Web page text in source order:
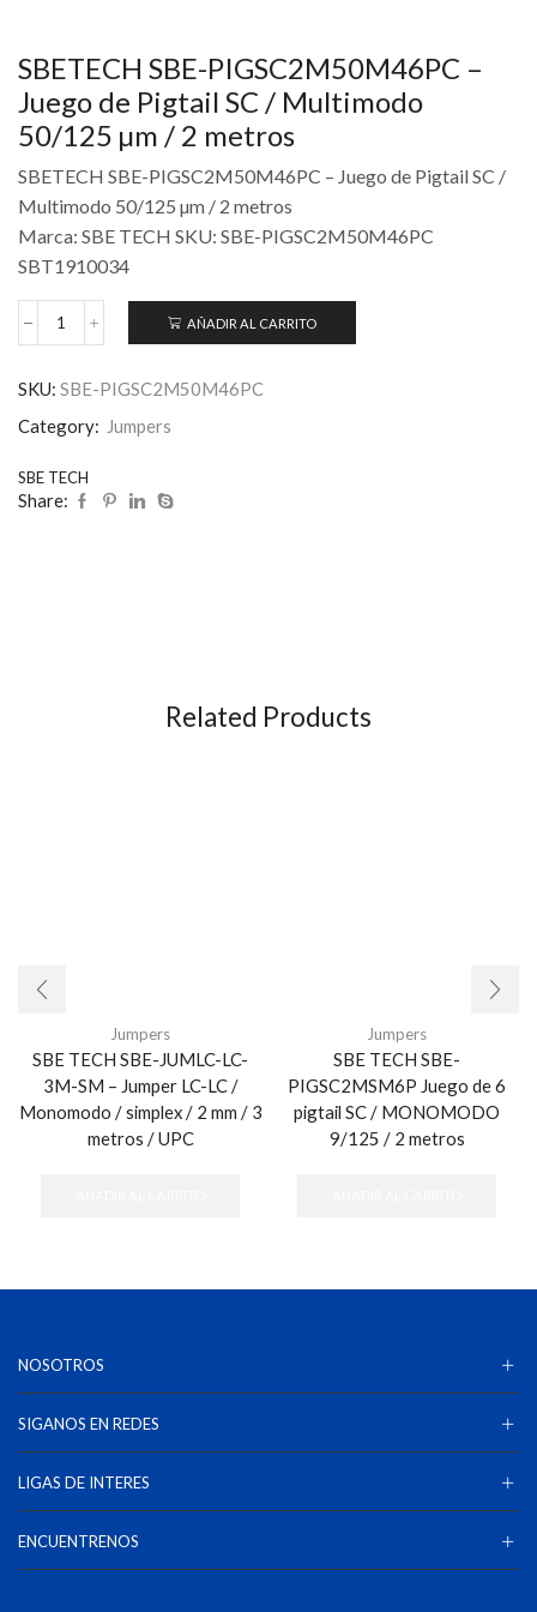
SBETECH SBE-PIGSC2M50M46PC –
Juego de Pigtail SC / Multimodo
50/125 µm / 2 metros
SBETECH SBE-PIGSC2M50M46PC – Juego de Pigtail SC /
Multimodo 50/125 µm / 2 metros
Marca: SBE TECH SKU: SBE-PIGSC2M50M46PC
SBT1910034
AÑADIR AL CARRITO
SKU: SBE-PIGSC2M50M46PC
Category: Jumpers
SBE TECH
Share:
Related Products
Jumpers
SBE TECH SBE-JUMLC-LC-
3M-SM – Jumper LC-LC /
Monomodo / simplex / 2 mm / 3
metros / UPC
Jumpers
SBE TECH SBE-
PIGSC2MSM6P Juego de 6
pigtail SC / MONOMODO
9/125 / 2 metros
NOSOTROS
SIGANOS EN REDES
LIGAS DE INTERES
ENCUENTRENOS